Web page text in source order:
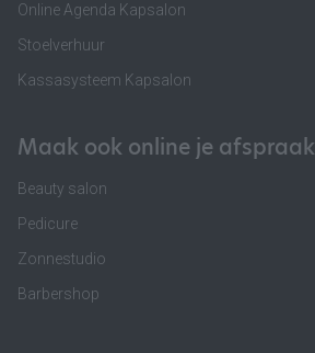
Online Agenda Kapsalon
Stoelverhuur
Kassasysteem Kapsalon
Maak ook online je afspraak
Beauty salon
Pedicure
Zonnestudio
Barbershop